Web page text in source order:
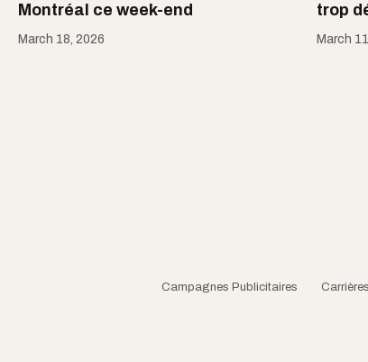
Montréal ce week-end
March 18, 2026
trop
March
Campagnes Publicitaires Carrières